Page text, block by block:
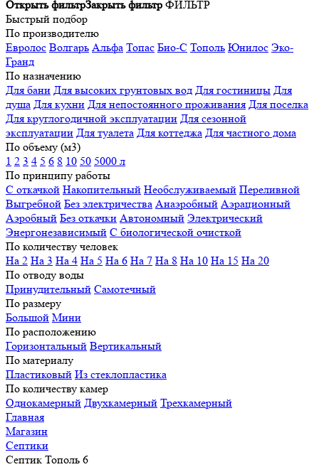
Открыть фильтрЗакрыть фильтр ФИЛЬТР
Быстрый подбор
По производителю
Евролос Волгарь Альфа Топас Био-С Тополь Юнилос Эко-
Гранд
По назначению
Для бани Для высоких грунтовых вод Для гостиницы Для
душа Для кухни Для непостоянного проживания Для поселка
Для круглогодичной эксплуатации Для сезонной
эксплуатации Для туалета Для коттеджа Для частного дома
По объему (м3)
1 2 3 4 5 6 8 10 50 5000 л
По принципу работы
С откачкой Накопительный Необслуживаемый Переливной
Выгребной Без электричества Анаэробный Аэрационный
Аэробный Без откачки Автономный Электрический
Энергонезависимый С биологической очисткой
По количеству человек
На 2 На 3 На 4 На 5 На 6 На 7 На 8 На 10 На 15 На 20
По отводу воды
Принудительный Самотечный
По размеру
Большой Мини
По расположению
Горизонтальный Вертикальный
По материалу
Пластиковый Из стеклопластика
По количеству камер
Однокамерный Двухкамерный Трехкамерный
Главная
Магазин
Септики
Септик Тополь 6